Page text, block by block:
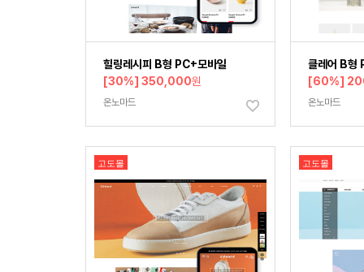
힐링레시피 B형 PC+모바일
[30%] 350,000원
온노마드
클레어 B형
[60%]
온노마드
고도몰 고도몰